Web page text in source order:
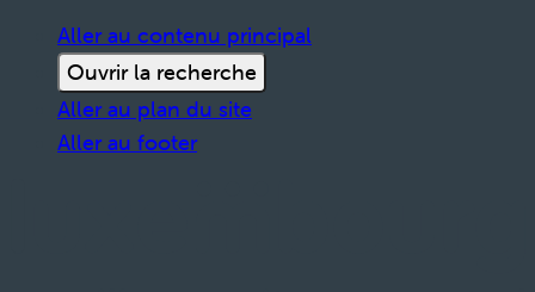
Aller au contenu principal
Ouvrir la recherche
Aller au plan du site
Aller au footer